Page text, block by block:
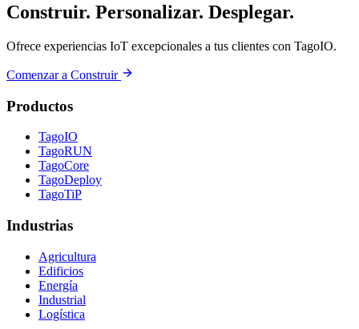
Construir. Personalizar. Desplegar.
Ofrece experiencias IoT excepcionales a tus clientes con TagoIO.
Comenzar a Construir
Productos
TagoIO
TagoRUN
TagoCore
TagoDeploy
TagoTiP
Industrias
Agricultura
Edificios
Energía
Industrial
Logística